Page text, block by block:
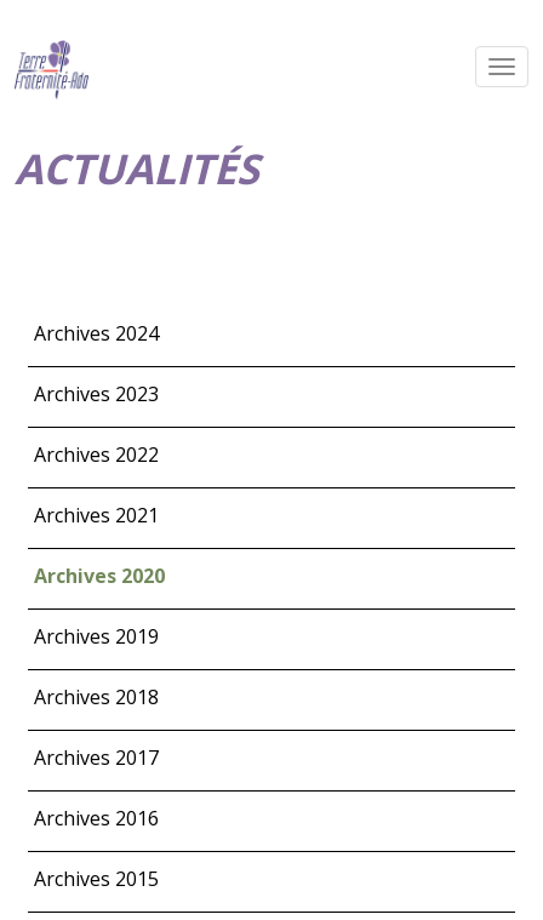
ACTUALITÉS
Archives 2024
Archives 2023
Archives 2022
Archives 2021
Archives 2020
Archives 2019
Archives 2018
Archives 2017
Archives 2016
Archives 2015